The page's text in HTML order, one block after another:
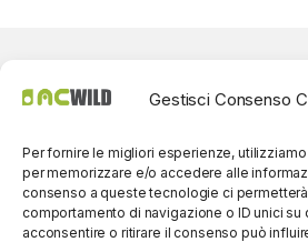
Gestisci Consenso
Per fornire le migliori esperienze,
per memorizzare e/o accedere alle
consenso a queste tecnologie ci
comportamento di navigazione o ID unici su
acconsentire o ritirare il consenso può